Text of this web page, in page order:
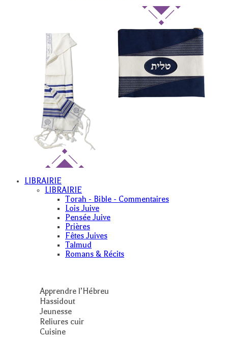
LIBRAIRIE
LIBRAIRIE
Torah - Bible - Commentaires
Lois Juive
Pensée Juive
Prières
Fêtes Juives
Talmud
Romans & Récits
Apprendre l’Hébreu
Hassidout
Jeunesse
Reliures cuir
Cuisine